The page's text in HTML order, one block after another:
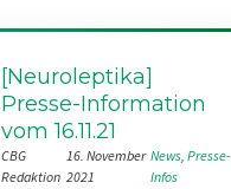
[Neuroleptika]
Presse-Information
vom 16.11.21
CBG
Redaktion
16. November
2021
News, Presse-
Infos